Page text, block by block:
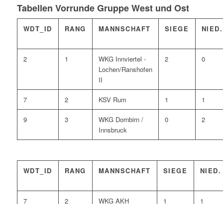
Tabellen Vorrunde Gruppe West und Ost
WDT_ID RANG MANNSCHAFT SIEGE NIED.
2 1
WKG Innviertel -
Lochen/Ranshofen
II
2 0
7 2 KSV Rum 1 1
9 3
WKG Dornbirn /
Innsbruck
0 2
WDT_ID RANG MANNSCHAFT SIEGE NIED.
7 2 WKG AKH 1 1